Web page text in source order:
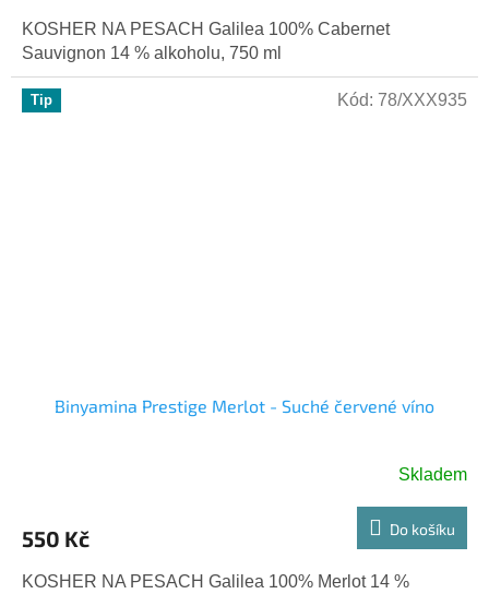
KOSHER NA PESACH Galilea 100% Cabernet
Sauvignon 14 % alkoholu, 750 ml
Tip
Binyamina Prestige Merlot - Suché červené víno
Skladem
550 Kč Do košíku
KOSHER NA PESACH Galilea 100% Merlot 14 %
Kód: 78/XXX935